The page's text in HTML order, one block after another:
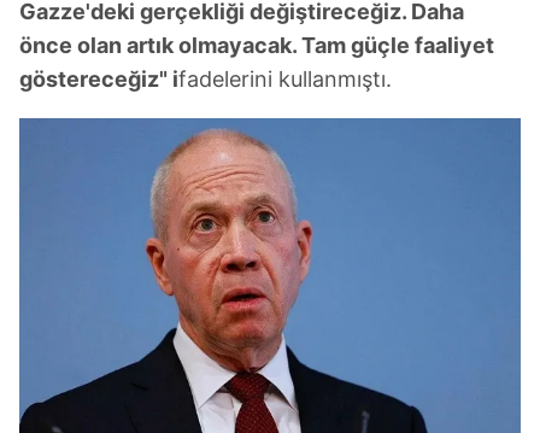
Gazze'deki gerçekliği değiştireceğiz. Daha
önce olan artık olmayacak. Tam güçle faaliyet
göstereceğiz" ifadelerini kullanmıştı.